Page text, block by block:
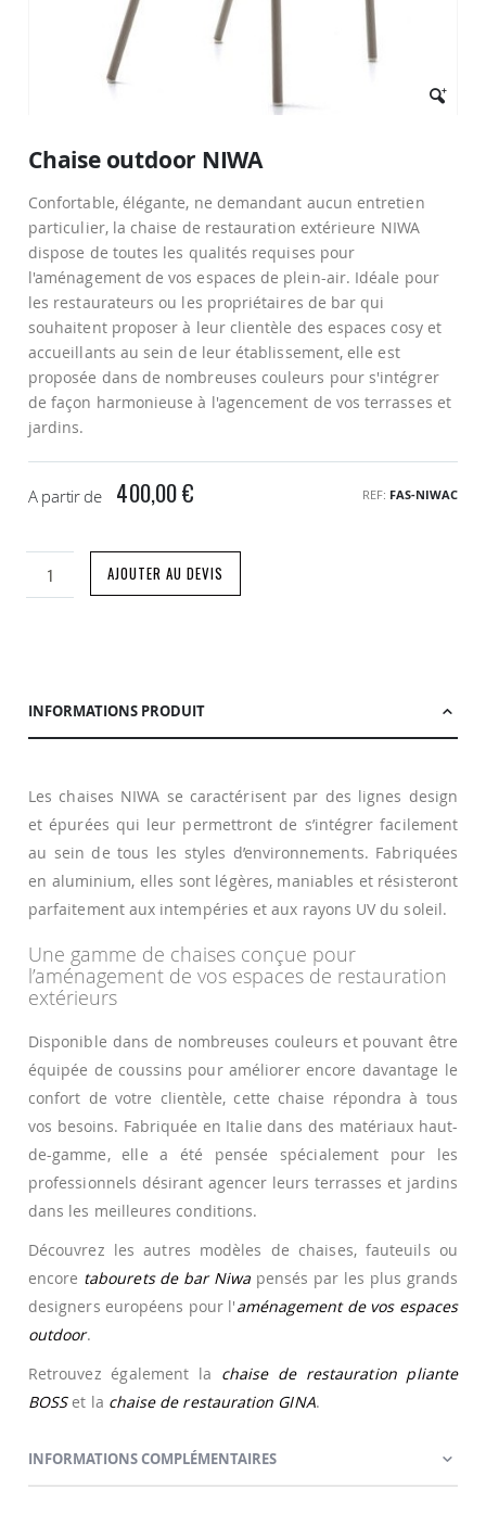
début
la
Galerie
d’images
Chaise outdoor NIWA
Confortable, élégante, ne demandant aucun entretien
particulier, la chaise de restauration extérieure NIWA
dispose de toutes les qualités requises pour
l'aménagement de vos espaces de plein-air. Idéale pour
les restaurateurs ou les propriétaires de bar qui
souhaitent proposer à leur clientèle des espaces cosy et
accueillants au sein de leur établissement, elle est
proposée dans de nombreuses couleurs pour s'intégrer
de façon harmonieuse à l'agencement de vos terrasses et
jardins.
A partir de 400,00 € REF FAS-NIWAC
AJOUTER AU DEVIS
INFORMATIONS PRODUIT
Les chaises NIWA se caractérisent par des lignes design
et épurées qui leur permettront de s’intégrer facilement
au sein de tous les styles d’environnements. Fabriquées
en aluminium, elles sont légères, maniables et résisteront
parfaitement aux intempéries et aux rayons UV du soleil.
Une gamme de chaises conçue pour
l’aménagement de vos espaces de restauration
extérieurs
Disponible dans de nombreuses couleurs et pouvant être
équipée de coussins pour améliorer encore davantage le
confort de votre clientèle, cette chaise répondra à tous
vos besoins. Fabriquée en Italie dans des matériaux haut-
de-gamme, elle a été pensée spécialement pour les
professionnels désirant agencer leurs terrasses et jardins
dans les meilleures conditions.
Découvrez les autres modèles de chaises, fauteuils ou
encore tabourets de bar Niwa pensés par les plus grands
designers européens pour l'aménagement de vos espaces
outdoor.
Retrouvez également la chaise de restauration pliante
BOSSet la chaise de restauration GINA.
INFORMATIONS COMPLÉMENTAIRES